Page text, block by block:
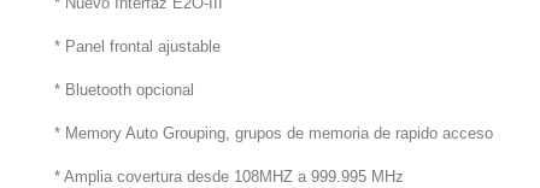
* Panel frontal ajustable
* Bluetooth opcional
* Memory Auto Grouping, grupos de memoria de rapido acceso
* Amplia covertura desde 108MHZ a 999.995 MHz